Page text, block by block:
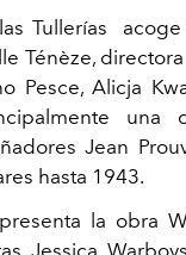
Tullerías acoge
Ténèze,
Pesce, Alicja
una
Jean
hasta 1943.
la obra
Jessica